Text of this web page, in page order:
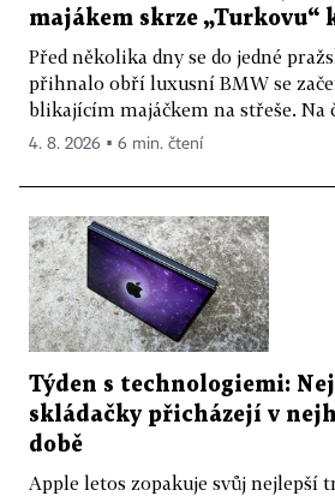
majákem skrze „Turkovu“
Před několika dny se do jedné
přihnalo obří luxusní BMW se
blikajícím majáčkem na střeše. Na
4. 8. 2026 ▪ 6 min. čtení
Týden s technologiemi:
skládačky přicházejí v
době
Apple letos zopakuje svůj nejlepší